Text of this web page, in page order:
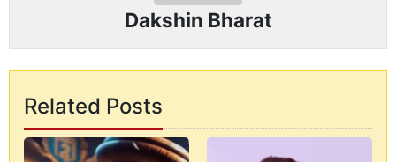
Dakshin Bharat
Related Posts